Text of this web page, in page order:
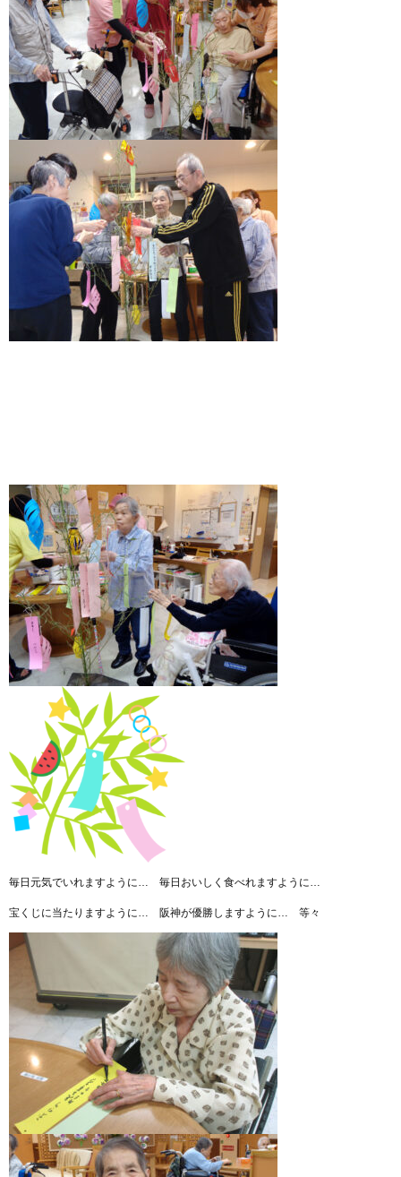
毎日元気でいれますように… 毎日おいしく食べれますように…
宝くじに当たりますように… 阪神が優勝しますように… 等々